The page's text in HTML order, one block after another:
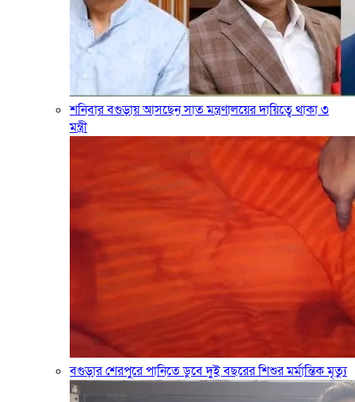
শনিবার বগুড়ায় আসছেন সাত মন্ত্রণালয়ের দায়িত্বে থাকা ৩
মন্ত্রী
বগুড়ার শেরপুরে পানিতে ডুবে দুই বছরের শিশুর মর্মান্তিক মৃত্যু